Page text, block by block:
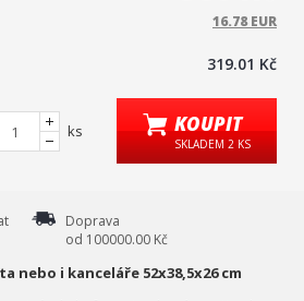
16.78 EUR
319.01 Kč
ks KOUPIT
SKLADEM 2 KS
Doprava
od 100000.00 Kč
nebo i kanceláře 52x38,5x26 cm